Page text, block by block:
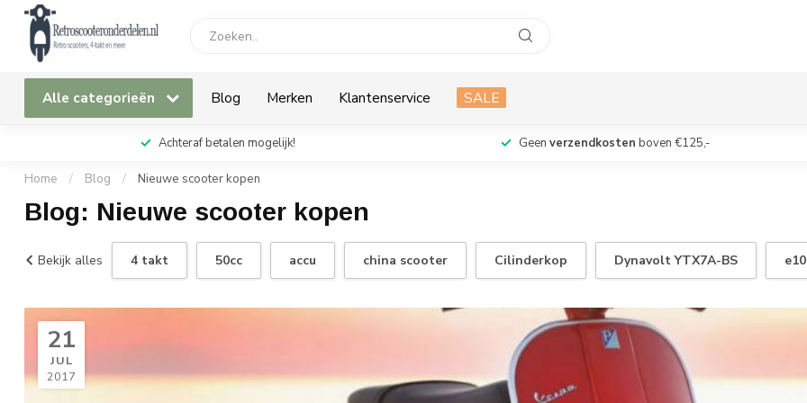
Alle categorieën Blog Merken Klantenservice SALE
Achteraf betalen mogelijk! Geen verzendkosten boven €125,-
Home / Blog / Nieuwe scooter kopen
Blog: Nieuwe scooter kopen
Bekijk alles 4 takt 50cc accu china scooter Cilinderkop Dynavolt YTX7A-BS e10
21
JUL
2017